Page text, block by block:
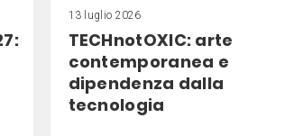
13 luglio 2026
TECHnotOXIC: arte
contemporanea e
dipendenza dalla
tecnologia